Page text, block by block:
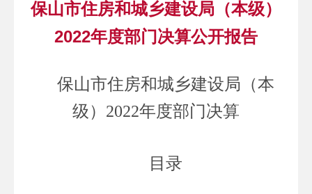
保山市住房和城乡建设局（本级）
2022年度部门决算公开报告
保山市住房和城乡建设局（本
级） 2022年度部门决算
目录